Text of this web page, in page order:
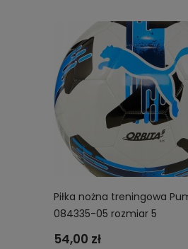
Piłka nożna treningowa
084335-05 rozmiar 5
54,00 zł